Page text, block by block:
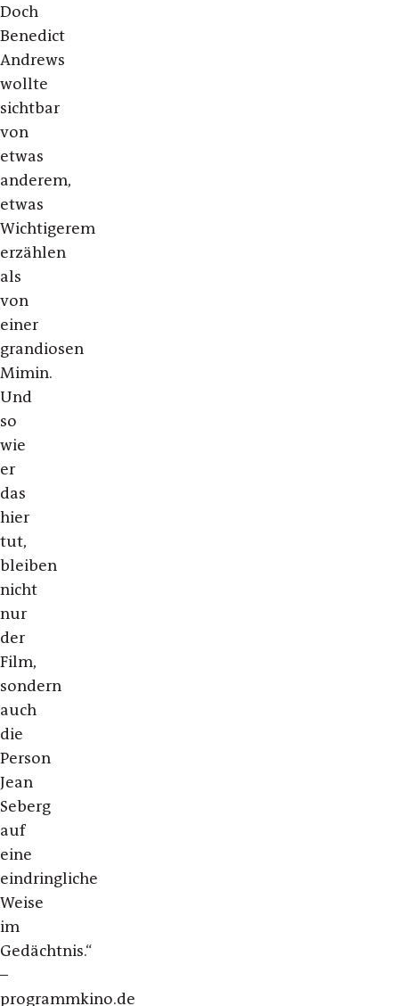
Doch
Benedict
Andrews
wollte
sichtbar
von
etwas
anderem,
etwas
Wichtigerem
erzählen
als
von
einer
grandiosen
Mimin.
Und
so
wie
er
das
hier
tut,
bleiben
nicht
nur
der
Film,
sondern
auch
die
Person
Jean
Seberg
auf
eine
eindringliche
Weise
im
Gedächtnis.“
–
programmkino.de